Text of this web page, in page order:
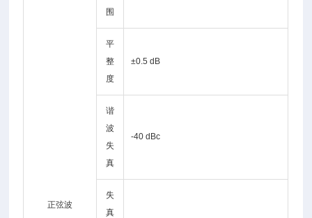
正弦波
围
平
整
度
±0.5 dB
谐
波
失
真
-40 dBc
失
真